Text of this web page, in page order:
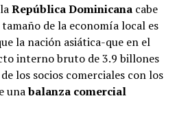
República Dominicanacabe
de la economía local es
la nación asiática-que en el
interno bruto de 3.9 billones
los socios comerciales con los
unabalanza comercial